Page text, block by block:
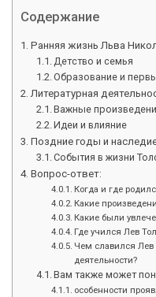
Содержание
Ранняя жизнь Льва
Детство и семья
Образование и
Литературная
Важные
Идеи и влияние
Поздние годы и
События в жизни
Вопрос-ответ:
Когда и где
Какие
Какие были
Где учился Лев
Чем славился Лев
деятельности?
Вам также может
особенности